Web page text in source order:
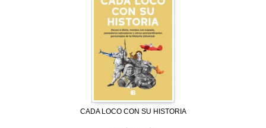
CADA LOCO CON SU HISTORIA